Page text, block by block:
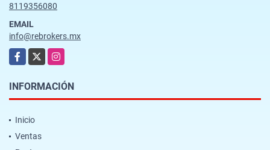
8119356080
EMAIL
info@rebrokers.mx
Facebook
X Instagram
INFORMACIÓN
Inicio
Ventas